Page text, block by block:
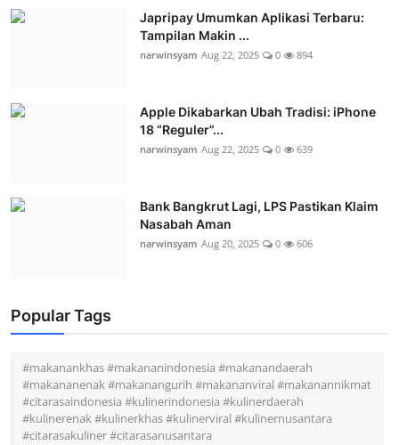
Japripay Umumkan Aplikasi Terbaru:
Tampilan Makin ...
narwinsyam Aug 22, 2025 0 894
Apple Dikabarkan Ubah Tradisi: iPhone
18 “Reguler”...
narwinsyam Aug 22, 2025 0 639
Bank Bangkrut Lagi, LPS Pastikan Klaim
Nasabah Aman
narwinsyam Aug 20, 2025 0 606
Popular Tags
#makanankhas #makananindonesia #makanandaerah
#makananenak #makanangurih #makananviral #makanannikmat
#citarasaindonesia #kulinerindonesia #kulinerdaerah
#kulinerenak #kulinerkhas #kulinerviral #kulinernusantara
#citarasakuliner #citarasanusantara